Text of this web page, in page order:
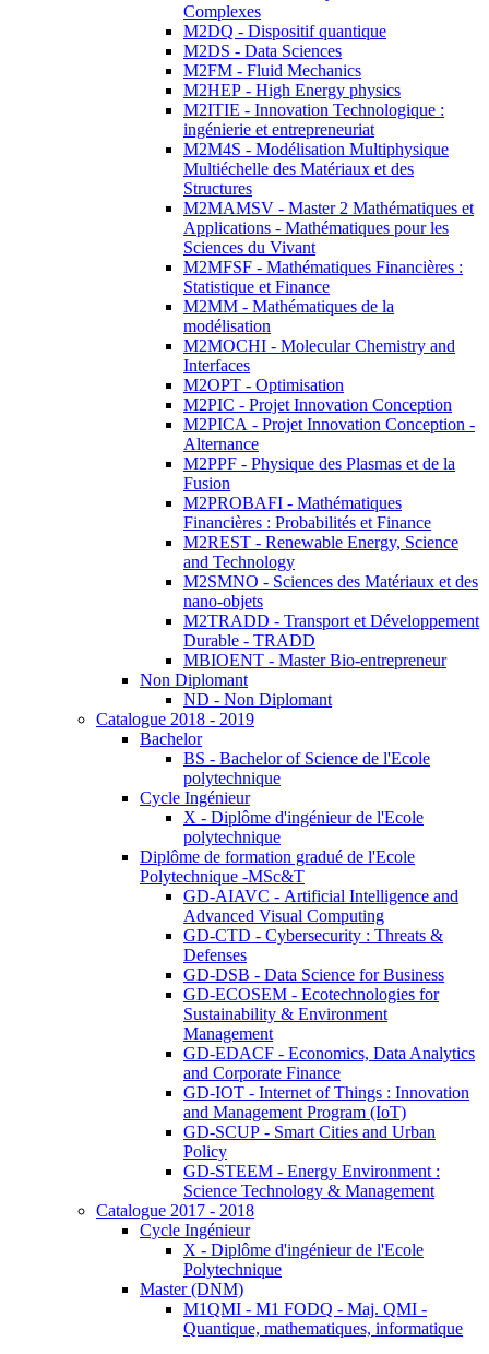
Complexes
M2DQ - Dispositif quantique
M2DS - Data Sciences
M2FM - Fluid Mechanics
M2HEP - High Energy physics
M2ITIE - Innovation Technologique :
ingénierie et entrepreneuriat
M2M4S - Modélisation Multiphysique
Multiéchelle des Matériaux et des
Structures
M2MAMSV - Master 2 Mathématiques et
Applications - Mathématiques pour les
Sciences du Vivant
M2MFSF - Mathématiques Financières :
Statistique et Finance
M2MM - Mathématiques de la
modélisation
M2MOCHI - Molecular Chemistry and
Interfaces
M2OPT - Optimisation
M2PIC - Projet Innovation Conception
M2PICA - Projet Innovation Conception -
Alternance
M2PPF - Physique des Plasmas et de la
Fusion
M2PROBAFI - Mathématiques
Financières : Probabilités et Finance
M2REST - Renewable Energy, Science
and Technology
M2SMNO - Sciences des Matériaux et des
nano-objets
M2TRADD - Transport et Développement
Durable - TRADD
MBIOENT - Master Bio-entrepreneur
Non Diplomant
ND - Non Diplomant
Catalogue 2018 - 2019
Bachelor
BS - Bachelor of Science de l'Ecole
polytechnique
Cycle Ingénieur
X - Diplôme d'ingénieur de l'Ecole
polytechnique
Diplôme de formation gradué de l'Ecole
Polytechnique -MSc&T
GD-AIAVC - Artificial Intelligence and
Advanced Visual Computing
GD-CTD - Cybersecurity : Threats &
Defenses
GD-DSB - Data Science for Business
GD-ECOSEM - Ecotechnologies for
Sustainability & Environment
Management
GD-EDACF - Economics, Data Analytics
and Corporate Finance
GD-IOT - Internet of Things : Innovation
and Management Program (IoT)
GD-SCUP - Smart Cities and Urban
Policy
GD-STEEM - Energy Environment :
Science Technology & Management
Catalogue 2017 - 2018
Cycle Ingénieur
X - Diplôme d'ingénieur de l'Ecole
Polytechnique
Master (DNM)
M1QMI - M1 FODQ - Maj. QMI -
Quantique, mathematiques, informatique